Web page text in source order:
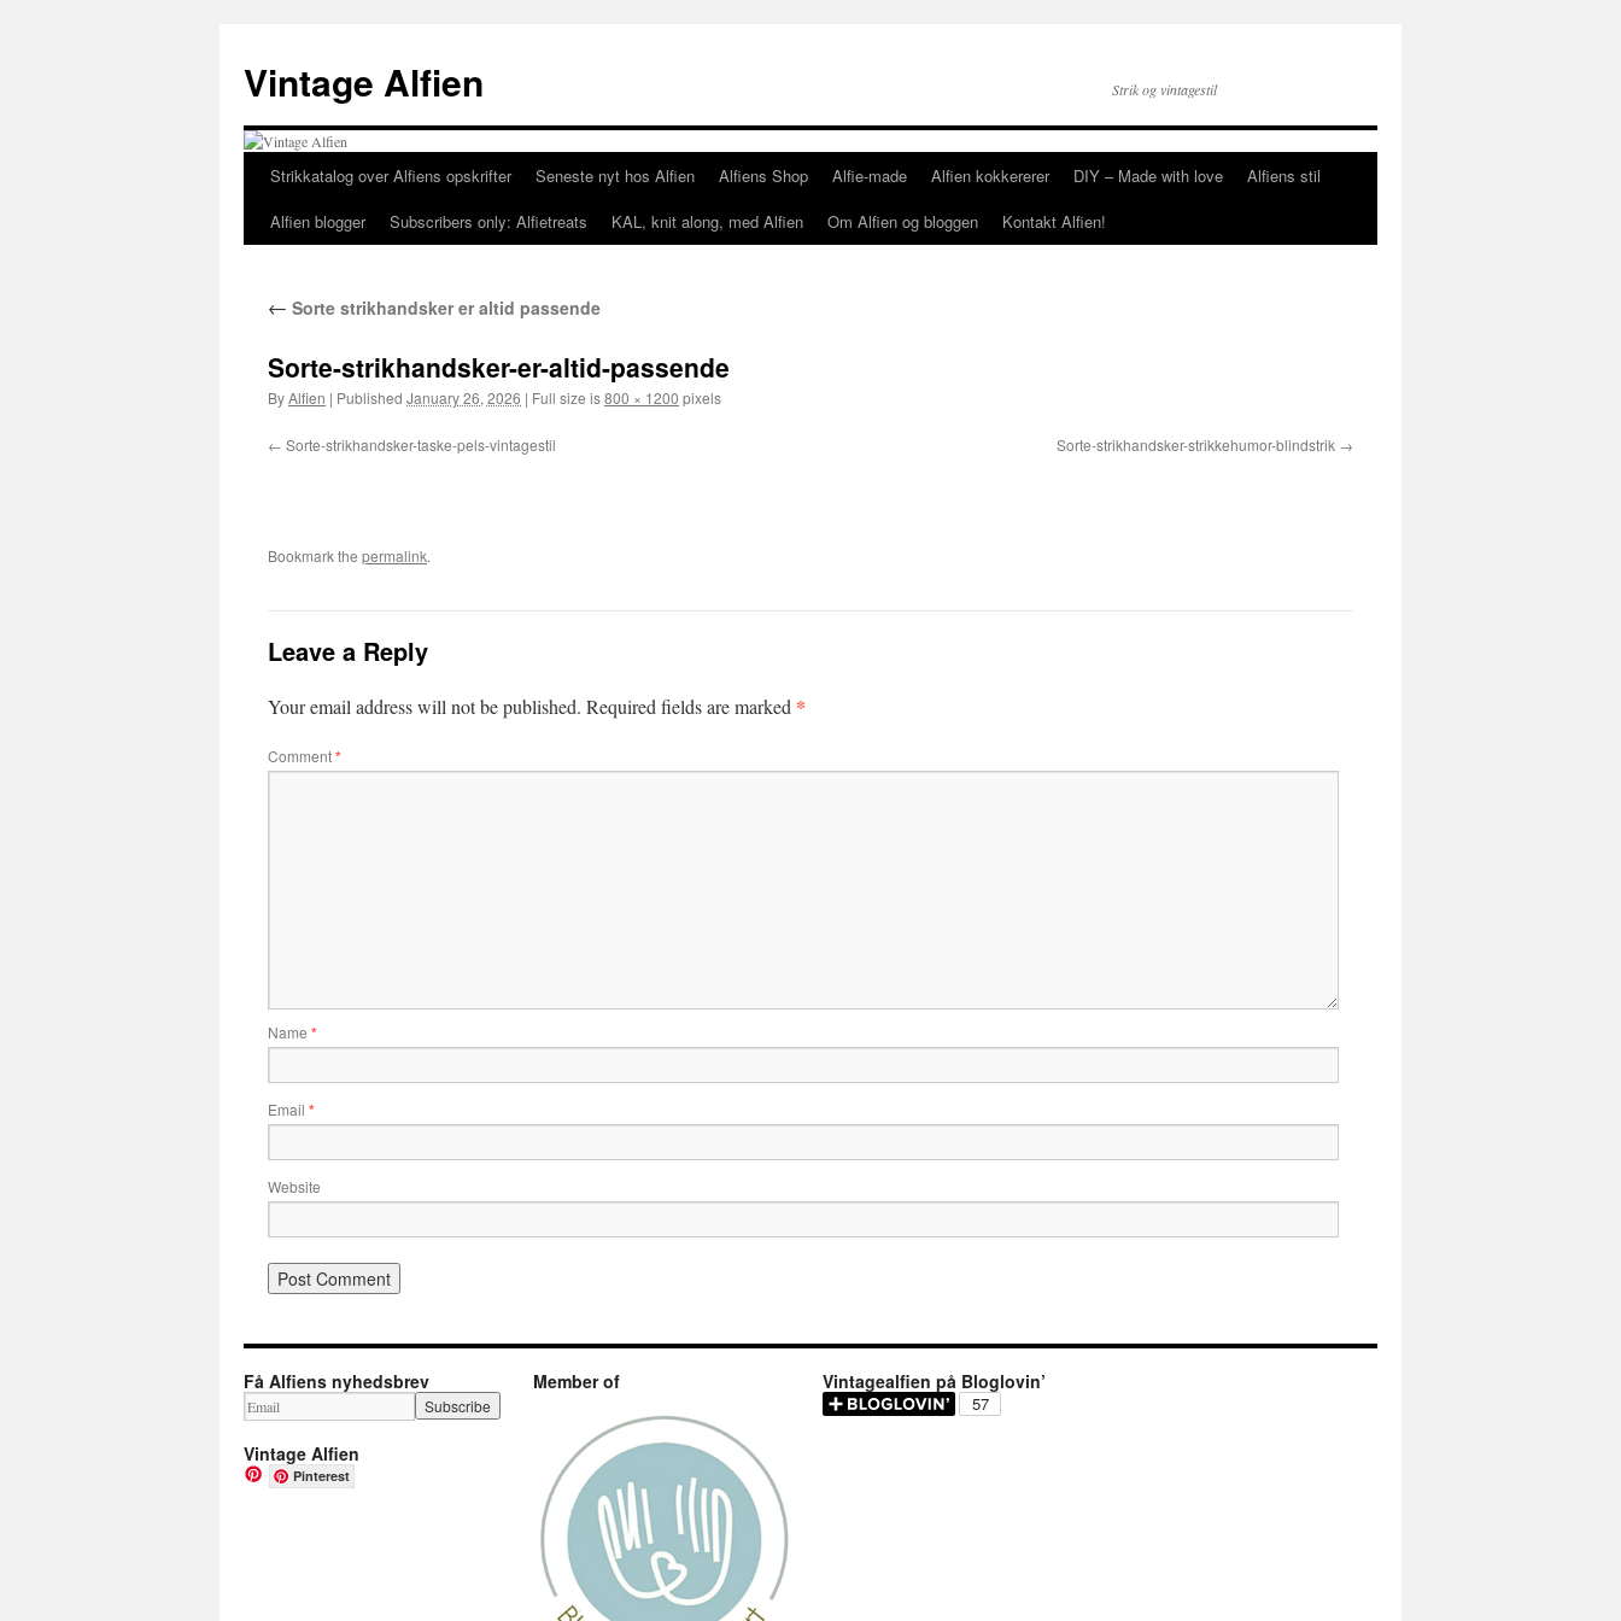
content
Vintage Alfien Strik og vintagestil
Strikkatalog over Alfiens opskrifter Seneste nyt hos Alfien Alfiens Shop Alfie-made Alfien kokkererer DIY – Made with love
Alfiens stil
Alfien blogger
Subscribers only: Alfietreats KAL, knit along, med Alfien Om Alfien og bloggen Kontakt Alfien!
← Sorte strikhandsker er altid passende
Sorte-strikhandsker-er-altid-passende
ByAlfien | Published January 26, 2026 | Full size is800 × 1200 pixels
Sorte-strikhandsker-taske-pels-vintagestil Sorte-strikhandsker-strikkehumor-blindstrik
Bookmark the permalink.
Leave a Reply
Your email address will not be published. Required fields are marked *
Comment*
Name *
Email *
Website
Få Alfiens nyhedsbrev
Vintage Alfien
Pinterest
Member of Vintagealfien på Bloglovin’